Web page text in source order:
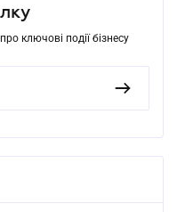
ключові події бізнесу